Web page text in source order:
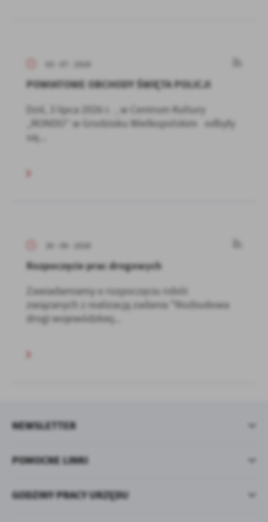
03 - 07 - 2026
POWIATOWE OBCHODY ŚWIĘTA POLICJI
Dziś, 3 lipca 2026 r. , w Centrum Kultury
„RONDO” w Grodzisku Wielkopolskim odbyły
się...
30 - 06 - 2026
Rozpoczęcie prac drogowych
Zawiadamiamy o rozpoczęciu robót
związanych z realizacją zadania "Rozbudowa
drogi wojewódzkiej...
POMOCNE LINKI
NEWSLETTER
GODZINY PRACY URZĘDU